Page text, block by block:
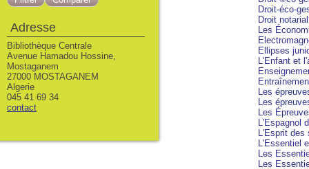
Droit-éco-
Droit notarial
Les
Ellipses
L'Enfant et
Les
Les
Les
L'Espagnol
L'Esprit des
L'Essentiel
Les
Les
Adresse
Bibliothèque Centrale
Avenue Hamadou Hossine,
Mostaganem
27000 MOSTAGANEM
Algerie
045 41 69 34
contact